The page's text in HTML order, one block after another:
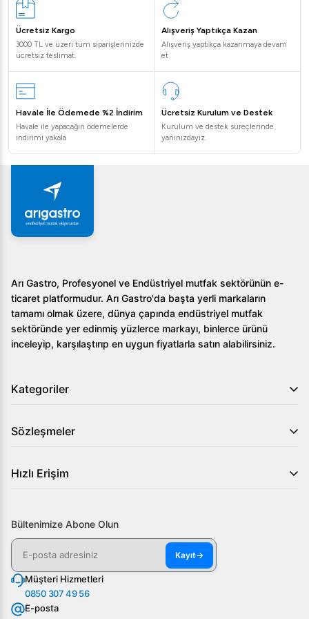
7,8 kW güce sahip olan bu ürün, enerji verimliliği ile
dikkat çeker.
Eka Konveksiyonlu Dokunmatik Kompakt Fırın MKF-
611CTS, dayanıklılığı, esnekliği ve kullanım kolaylığı ile
işletmenizin mutfak taleplerine en iyi şekilde cevap
verecektir. Bu ürünü tercih ederek mutfak
operasyonlarınızı bir üst seviyeye taşıyabilirsiniz.
Ücretsiz Kargo
3000 TL ve üzeri tüm siparişlerinizde
ücretsiz teslimat.
Alışveriş Yaptıkça Kazan
Alışveriş yaptıkça kazanmaya devam
et
Havale İle Ödemede %2 İndirim
Havale ile yapacağın ödemelerde
indirimi yakala
Ücretsiz Kurulum ve Destek
Kurulum ve destek süreçlerinde
yanınızdayız.
Arı Gastro, Profesyonel ve Endüstriyel mutfak sektörünün e-
ticaret platformudur. Arı Gastro'da başta yerli markaların
tamamı olmak üzere, dünya çapında endüstriyel mutfak
sektöründe yer edinmiş yüzlerce markayı, binlerce ürünü
inceleyip, karşılaştırıp en uygun fiyatlarla satın alabilirsiniz.
Kategoriler
Sözleşmeler
Hızlı Erişim
Bültenimize Abone Olun
Kayıt→
Müşteri Hizmetleri
0850 307 49 56
E-posta